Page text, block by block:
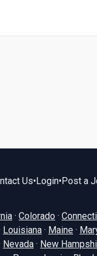
Us•Login•Post a
· Colorado ·
Louisiana · Maine ·
Nevada · New